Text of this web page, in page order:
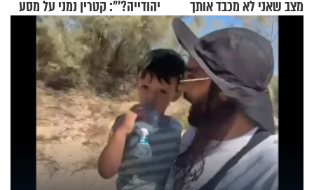
מצב שאני לא מכבד אותך
בבוקר בהנחת תפילין"
יהודייה?'": קטרין נמני על מסע
ההתחזקות המרגש